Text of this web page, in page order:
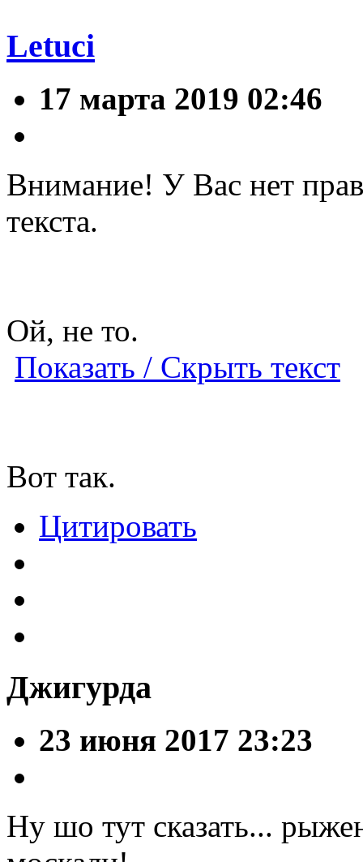
Letuci
17 марта 2019 02:46
Внимание! У Вас нет
текста.
Ой, не то.
Показать / Скрыть текст
Вот так.
Цитировать
Джигурда
23 июня 2017 23:23
Ну шо тут сказать...